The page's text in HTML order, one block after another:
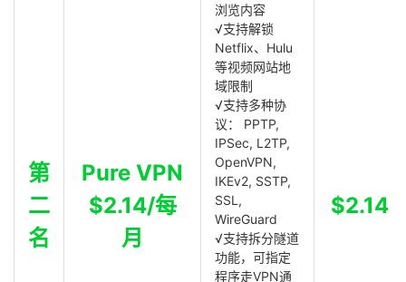
第
二
名
Pure VPN
$2.14/每
月
浏览内容
√支持解锁
Netflix、Hulu
等视频网站地
域限制
√支持多种协
议： PPTP,
IPSec, L2TP,
OpenVPN,
IKEv2, SSTP,
SSL,
WireGuard
√支持拆分隧道
功能，可指定
程序走VPN通
$2.14